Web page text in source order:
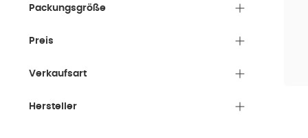
Packungsgröße
Preis
Verkaufsart
Hersteller